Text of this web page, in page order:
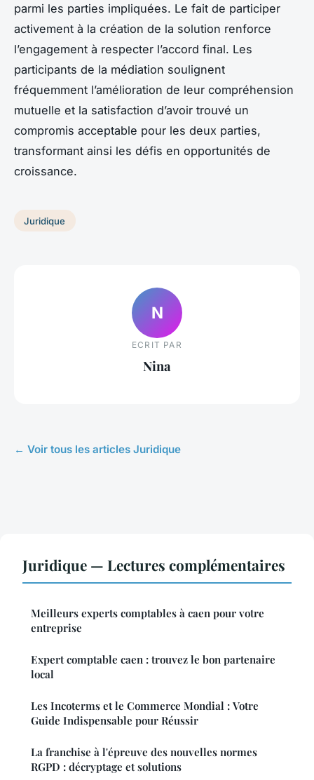
parmi les parties impliquées. Le fait de participer
activement à la création de la solution renforce
l’engagement à respecter l’accord final. Les
participants de la médiation soulignent
fréquemment l’amélioration de leur compréhension
mutuelle et la satisfaction d’avoir trouvé un
compromis acceptable pour les deux parties,
transformant ainsi les défis en opportunités de
croissance.
Juridique
N
ECRIT PAR
Nina
← Voir tous les articles Juridique
Juridique — Lectures complémentaires
Meilleurs experts comptables à caen pour votre
entreprise
Expert comptable caen : trouvez le bon partenaire
local
Les Incoterms et le Commerce Mondial : Votre
Guide Indispensable pour Réussir
La franchise à l'épreuve des nouvelles normes
RGPD : décryptage et solutions